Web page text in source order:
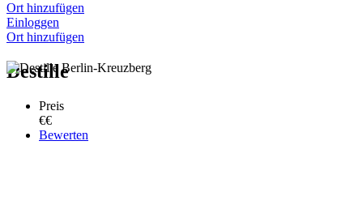
Ort hinzufügen
Einloggen
Ort hinzufügen
Destille
Preis
€€
Bewerten